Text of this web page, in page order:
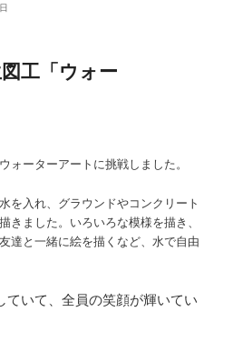
工「ウォー
ォーターアートに挑戦しました。
を入れ、グラウンドやコンクリート
きました。いろいろな模様を描き、
達と一緒に絵を描くなど、水で自由
ていて、全員の笑顔が輝いてい